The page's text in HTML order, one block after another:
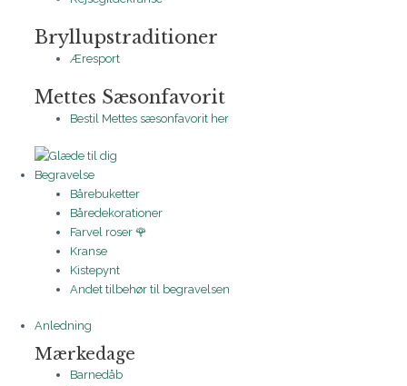
Bryllupstraditioner
Æresport
Mettes Sæsonfavorit
Bestil Mettes sæsonfavorit her
Begravelse
Bårebuketter
Båredekorationer
Farvel roser 🌹
Kranse
Kistepynt
Andet tilbehør til begravelsen
Anledning
Mærkedage
Barnedåb